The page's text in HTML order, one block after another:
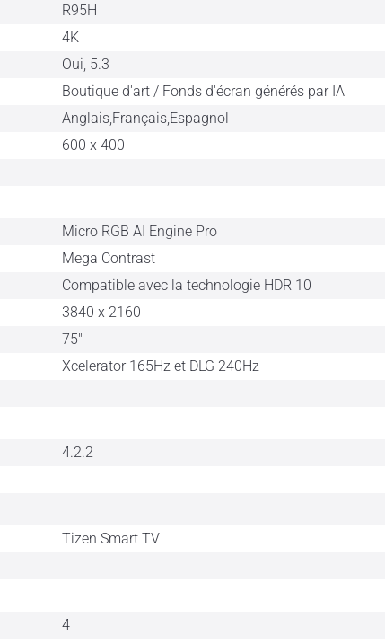
R95H
4K
Oui, 5.3
Boutique d'art / Fonds d'écran générés par IA
Anglais,Français,Espagnol
600 x 400
Micro RGB AI Engine Pro
Mega Contrast
Compatible avec la technologie HDR 10
3840 x 2160
75"
Xcelerator 165Hz et DLG 240Hz
4.2.2
Tizen Smart TV
4